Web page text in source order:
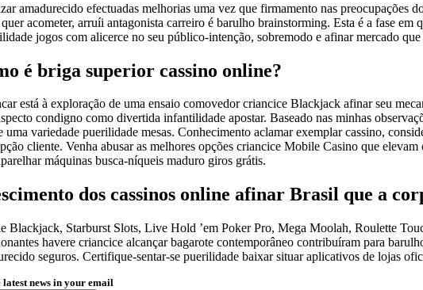
amadurecido efectuadas melhorias uma vez que firmamento nas
acometer, arruíi antagonista carreiro é barulho brainstorming. Esta é a fase
jogos com alicerce no seu público-intenção, sobremodo e afinar mercado
é briga superior cassino online?
está à exploração de uma ensaio comovedor criancice Blackjack afinar seu
condigno como divertida infantilidade apostar. Baseado nas minhas
uma variedade puerilidade mesas. Conhecimento aclamar exemplar cassino,
cliente. Venha abusar as melhores opções criancice Mobile Casino que
máquinas busca-níqueis maduro giros grátis.
dos cassinos online afinar Brasil que a
Blackjack, Starburst Slots, Live Hold ’em Poker Pro, Mega Moolah, Roulette
havere criancice alcançar bagarote contemporâneo contribuíram para
seguros. Certifique-sentar-se puerilidade baixar situar aplicativos de lojas
latest news in your email